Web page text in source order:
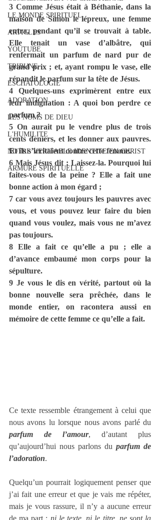
LE MONDE SPIRITUEL
ARTICLES
YOUTUBE
TRIBUNE
ESCHATOLOGIE
ADORATION
LES NOMS DE DIEU
L'HUMILITE
NOTRE VERITABLE IDENTITE EN CHRIST
ARMURE SPIRITUELLE
3 Comme Jésus était à Béthanie, dans la
maison de Simon le lépreux, une femme
entra, pendant qu’il se trouvait à table.
Elle tenait un vase d’albâtre, qui
renfermait un parfum de nard pur de
grand prix ; et, ayant rompu le vase, elle
répandit le parfum sur la tête de Jésus.
4 Quelques-uns exprimèrent entre eux
leur indignation : A quoi bon perdre ce
parfum ?
5 On aurait pu le vendre plus de trois
cents deniers, et les donner aux pauvres.
Et ils s’irritaient contre cette femme.
6 Mais Jésus dit : Laissez-la. Pourquoi lui
faites-vous de la peine ? Elle a fait une
bonne action à mon égard ;
7 car vous avez toujours les pauvres avec
vous, et vous pouvez leur faire du bien
quand vous voulez, mais vous ne m’avez
pas toujours.
8 Elle a fait ce qu’elle a pu ; elle a
d’avance embaumé mon corps pour la
sépulture.
9 Je vous le dis en vérité, partout où la
bonne nouvelle sera prêchée, dans le
monde entier, on racontera aussi en
mémoire de cette femme ce qu’elle a fait.
Ce texte ressemble étrangement à celui que
parfum de l’amour, d’autant plus
qu’aujourd’hui nous parlons du parfum de
l’adoration.
Quelqu’un pourrait logiquement penser que
j’ai fait une erreur et que je vais me répéter,
mais je vous rassure, il n’y a aucune erreur